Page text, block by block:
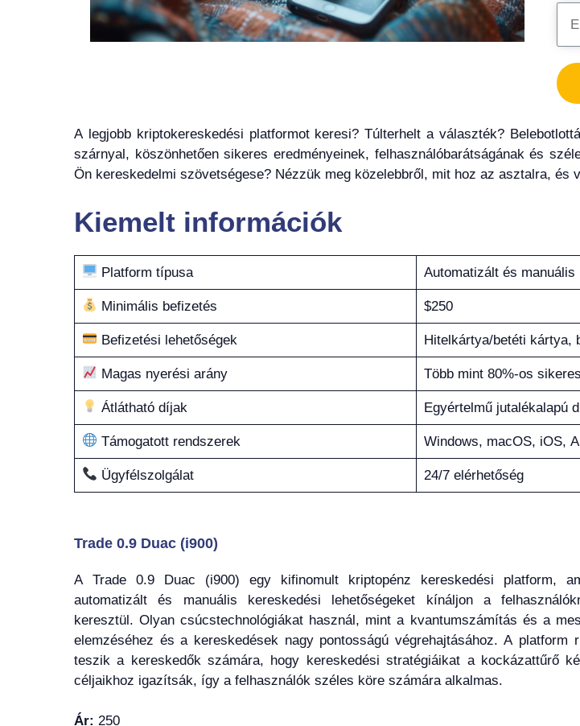
A legjobb kriptokereskedési platformot keresi? Túlterhelt a választék?
szárnyal, köszönhetően sikeres eredményeinek, felhasználóbarátságának és
Ön kereskedelmi szövetségese? Nézzük meg közelebbről, mit hoz az asztalra, és
Kiemelt információk
Platform típusa Automatizált és
Minimális befizetés $250
Befizetési lehetőségek Hitelkártya/betéti kártya,
Magas nyerési arány Több mint 80%-os
Átlátható díjak Egyértelmű jutalékalapú
Támogatott rendszerek Windows, macOS, iOS,
Ügyfélszolgálat 24/7 elérhetőség
Trade 0.9 Duac (i900)
A Trade 0.9 Duac (i900) egy kifinomult kriptopénz kereskedési platform,
automatizált és manuális kereskedési lehetőségeket kínáljon a
keresztül. Olyan csúcstechnológiákat használ, mint a kvantumszámítás és a
elemzéséhez és a kereskedések nagy pontosságú végrehajtásához. A platform
teszik a kereskedők számára, hogy kereskedési stratégiáikat a kockázattűrő
céljaikhoz igazítsák, így a felhasználók széles köre számára alkalmas.
Ár: 250